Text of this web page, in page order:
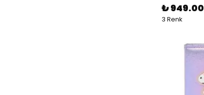
₺ 949.00
3 Renk